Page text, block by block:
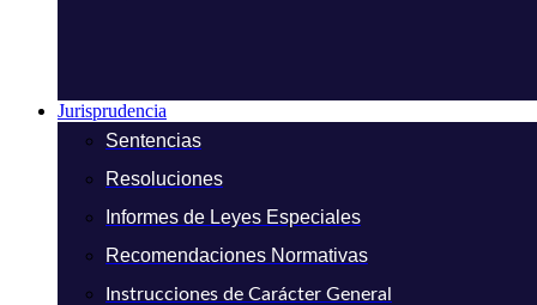
Jurisprudencia
Sentencias
Resoluciones
Informes de Leyes Especiales
Recomendaciones Normativas
Instrucciones de Carácter General